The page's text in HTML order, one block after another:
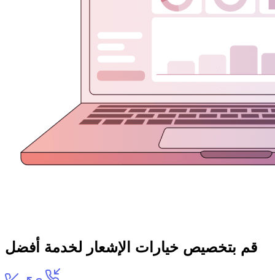
قم بتخصيص خيارات الإشعار لخدمة أفضل